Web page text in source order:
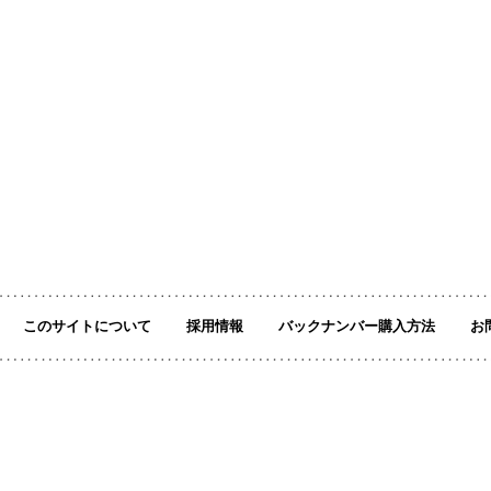
このサイトについて 採用情報 バックナンバー購入方法 お